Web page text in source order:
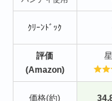
ｸﾘｰﾝﾄﾞｯｸ
評価
(Amazon)
価格(約)